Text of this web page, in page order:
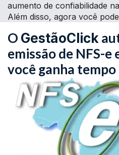
aumento de confiabilidade
Além disso, agora você
O GestãoClick
emissão de NFS-
você ganha